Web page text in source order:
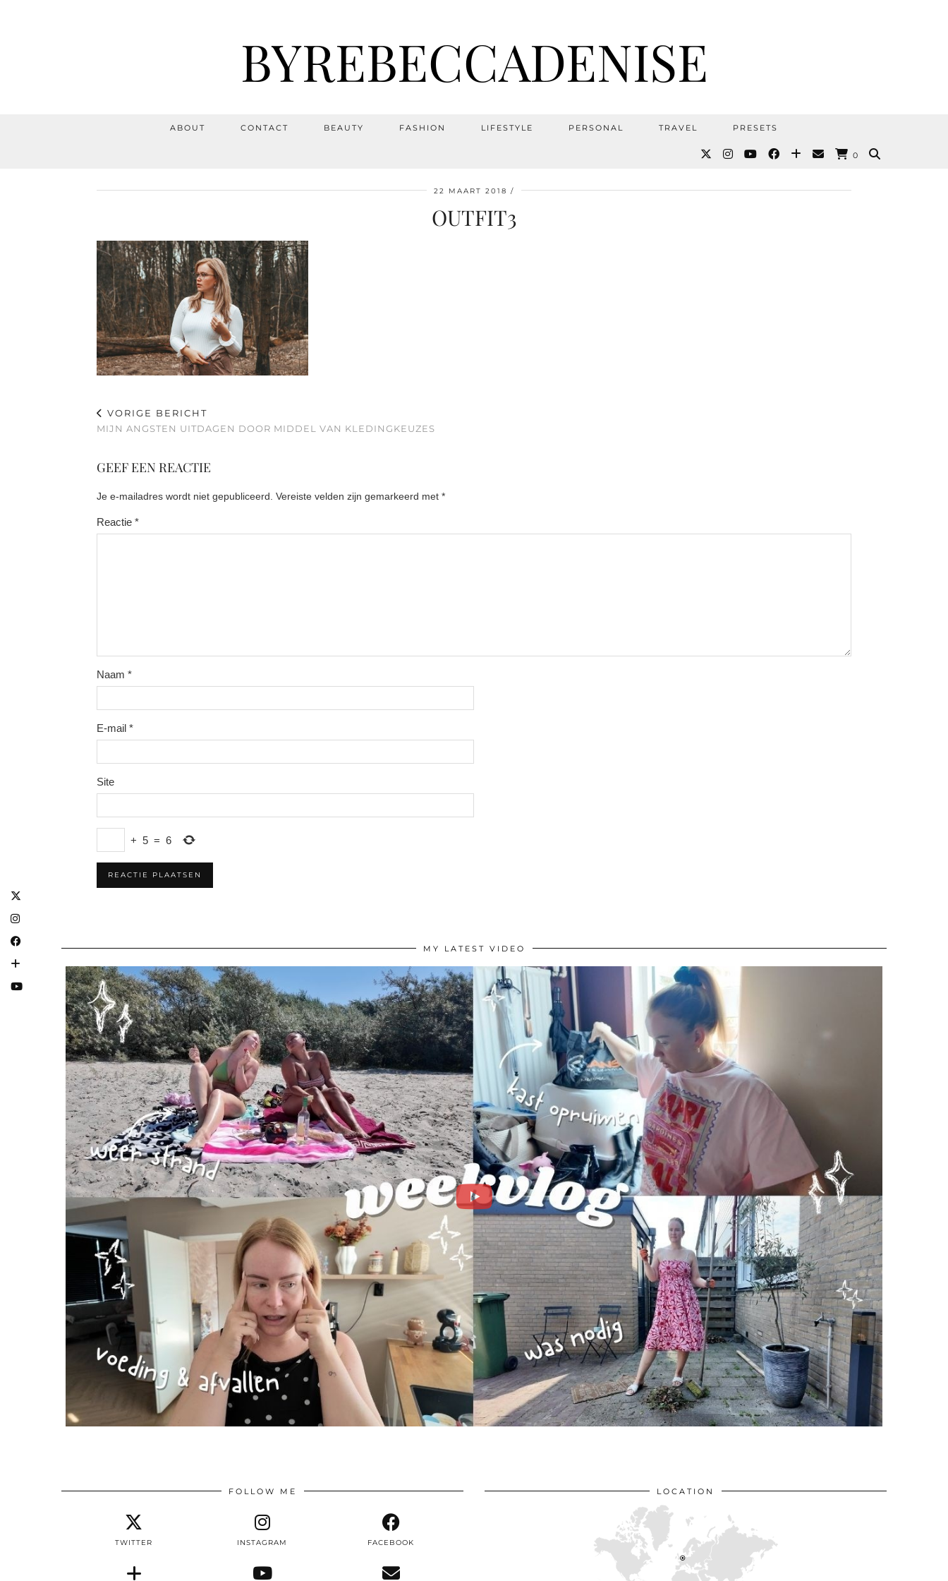
BYREBECCADENISE
ABOUT CONTACT BEAUTY FASHION LIFESTYLE PERSONAL TRAVEL PRESETS
0
22 MAART 2018
OUTFIT3
VORIGE BERICHT
MIJN ANGSTEN UITDAGEN DOOR MIDDEL VAN KLEDINGKEUZES
GEEF EEN REACTIE
Je e-mailadres wordt niet gepubliceerd. Vereiste velden zijn gemarkeerd met *
Reactie *
Naam *
E-mail *
Site
+ 5 = 6
MY LATEST VIDEO
FOLLOW ME
TWITTER INSTAGRAM FACEBOOK
LOCATION